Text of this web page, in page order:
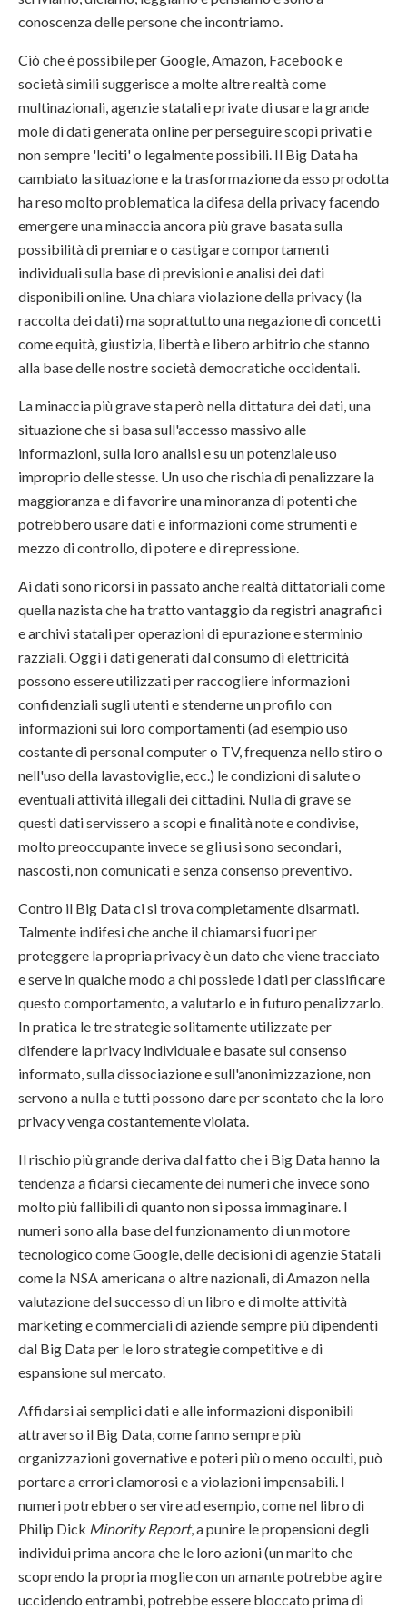
conoscenza delle persone che incontriamo.
Ciò che è possibile per Google, Amazon, Facebook e
società simili suggerisce a molte altre realtà come
multinazionali, agenzie statali e private di usare la grande
mole di dati generata online per perseguire scopi privati e
non sempre 'leciti' o legalmente possibili. Il Big Data ha
cambiato la situazione e la trasformazione da esso prodotta
ha reso molto problematica la difesa della privacy facendo
emergere una minaccia ancora più grave basata sulla
possibilità di premiare o castigare comportamenti
individuali sulla base di previsioni e analisi dei dati
disponibili online. Una chiara violazione della privacy (la
raccolta dei dati) ma soprattutto una negazione di concetti
come equità, giustizia, libertà e libero arbitrio che stanno
alla base delle nostre società democratiche occidentali.
La minaccia più grave sta però nella dittatura dei dati, una
situazione che si basa sull'accesso massivo alle
informazioni, sulla loro analisi e su un potenziale uso
improprio delle stesse. Un uso che rischia di penalizzare la
maggioranza e di favorire una minoranza di potenti che
potrebbero usare dati e informazioni come strumenti e
mezzo di controllo, di potere e di repressione.
Ai dati sono ricorsi in passato anche realtà dittatoriali come
quella nazista che ha tratto vantaggio da registri anagrafici
e archivi statali per operazioni di epurazione e sterminio
razziali. Oggi i dati generati dal consumo di elettricità
possono essere utilizzati per raccogliere informazioni
confidenziali sugli utenti e stenderne un profilo con
informazioni sui loro comportamenti (ad esempio uso
costante di personal computer o TV, frequenza nello stiro o
nell'uso della lavastoviglie, ecc.) le condizioni di salute o
eventuali attività illegali dei cittadini. Nulla di grave se
questi dati servissero a scopi e finalità note e condivise,
molto preoccupante invece se gli usi sono secondari,
nascosti, non comunicati e senza consenso preventivo.
Contro il Big Data ci si trova completamente disarmati.
Talmente indifesi che anche il chiamarsi fuori per
proteggere la propria privacy è un dato che viene tracciato
e serve in qualche modo a chi possiede i dati per classificare
questo comportamento, a valutarlo e in futuro penalizzarlo.
In pratica le tre strategie solitamente utilizzate per
difendere la privacy individuale e basate sul consenso
informato, sulla dissociazione e sull'anonimizzazione, non
servono a nulla e tutti possono dare per scontato che la loro
privacy venga costantemente violata.
Il rischio più grande deriva dal fatto che i Big Data hanno la
tendenza a fidarsi ciecamente dei numeri che invece sono
molto più fallibili di quanto non si possa immaginare. I
numeri sono alla base del funzionamento di un motore
tecnologico come Google, delle decisioni di agenzie Statali
come la NSA americana o altre nazionali, di Amazon nella
valutazione del successo di un libro e di molte attività
marketing e commerciali di aziende sempre più dipendenti
dal Big Data per le loro strategie competitive e di
espansione sul mercato.
Affidarsi ai semplici dati e alle informazioni disponibili
attraverso il Big Data, come fanno sempre più
organizzazioni governative e poteri più o meno occulti, può
portare a errori clamorosi e a violazioni impensabili. I
numeri potrebbero servire ad esempio, come nel libro di
Philip Dick Minority Report, a punire le propensioni degli
individui prima ancora che le loro azioni (un marito che
scoprendo la propria moglie con un amante potrebbe agire
uccidendo entrambi, potrebbe essere bloccato prima di